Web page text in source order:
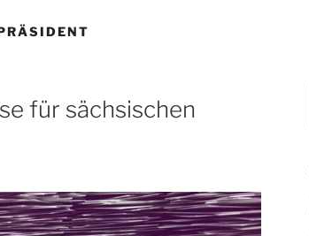
für sächsischen